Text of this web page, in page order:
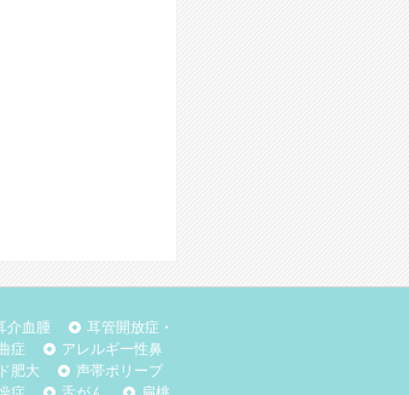
介血腫
耳管開放症・
症
アレルギー性鼻
肥大
声帯ポリープ